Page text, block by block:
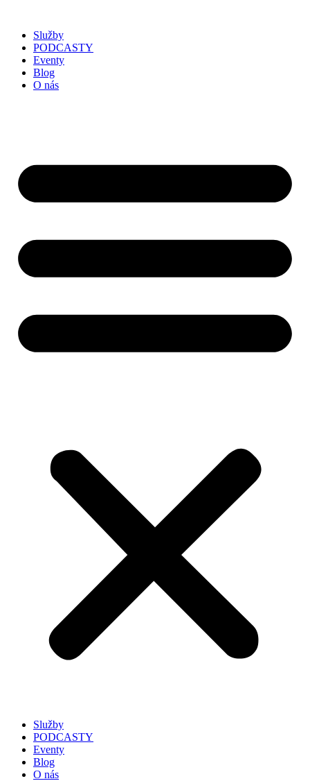
Služby
PODCASTY
Eventy
Blog
O nás
Služby
PODCASTY
Eventy
Blog
O nás